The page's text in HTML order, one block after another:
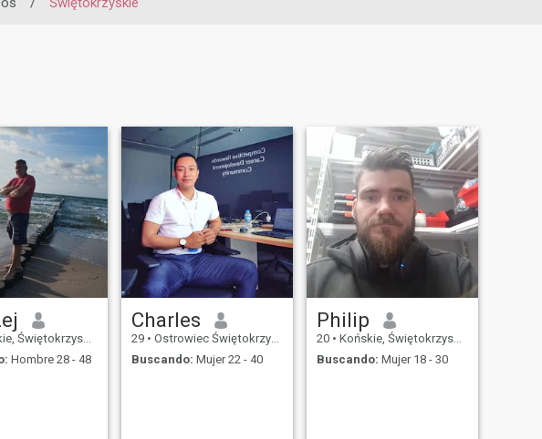
Polonia
Hombre 28 - 48
Charles
29 • Ostrowiec Świętokrzyski, Świętokrzyskie, Polonia
Buscando: Mujer 22 - 40
Philip
20 • Końskie, Świętokrzyskie, Polonia
Buscando: Mujer 18 - 30